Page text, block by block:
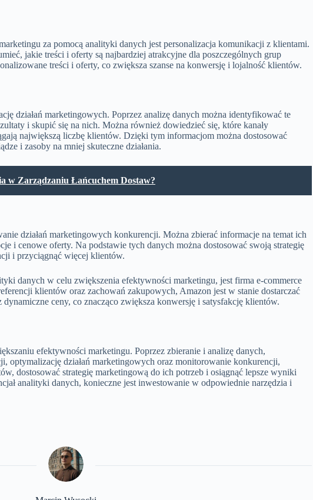
za pomocą analityki danych jest personalizacja komunikacji z klientami.
jakie treści i oferty są najbardziej atrakcyjne dla poszczególnych grup
treści i oferty, co zwiększa szanse na konwersję i lojalność klientów.
działań marketingowych. Poprzez analizę danych można identyfikować te
i skupić się na nich. Można również dowiedzieć się, które kanały
największą liczbę klientów. Dzięki tym informacjom można dostosować
i zasoby na mniej skuteczne działania.
w Zarządzaniu Łańcuchem Dostaw?
działań marketingowych konkurencji. Można zbierać informacje na temat ich
i cenowe oferty. Na podstawie tych danych można dostosować swoją strategię
i przyciągnąć więcej klientów.
danych w celu zwiększenia efektywności marketingu, jest firma e-commerce
klientów oraz zachowań zakupowych, Amazon jest w stanie dostarczać
ceny, co znacząco zwiększa konwersję i satysfakcję klientów.
efektywności marketingu. Poprzez zbieranie i analizę danych,
optymalizację działań marketingowych oraz monitorowanie konkurencji,
dostosować strategię marketingową do ich potrzeb i osiągnąć lepsze wyniki
analityki danych, konieczne jest inwestowanie w odpowiednie narzędzia i